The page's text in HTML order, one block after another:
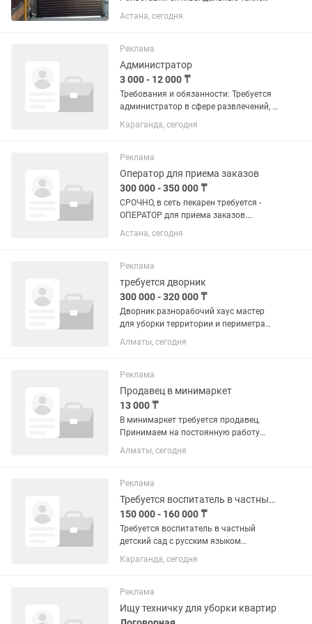
системы защиты имеют большие
преимущества: - обеспечивают
окон и дверей; -эффективно
защищают...
Астана, сегодня
Реклама
Администратор
3 000 - 12 000 ₸
Требования и обязанности: Требуется
администратор в сфере развлечений, в
Центральном парке культуры и отдыха
города Караганды, детский лабиринт,
Основные требования:...
Караганда, сегодня
Реклама
Оператор для приема заказов
300 000 - 350 000 ₸
СРОЧНО, в сеть пекарен требуется -
ОПЕРАТОР для приема заказов.
Желательно женского пола. График
работы с 09.00 ч до 20.00 ч., 5/2 , два
тыс тг + 1 % от продаж;...
Астана, сегодня
Реклама
требуется дворник
300 000 - 320 000 ₸
Дворник разнорабочий хаус мастер
для уборки территории и периметра
жилого комплекса, а так же текущей
работы в ЖК Assem Plaza Нам нужен
смотрит заранее прогноз погоды...
Алматы, сегодня
Реклама
Продавец в минимаркет
13 000 ₸
В минимаркет требуется продавец.
Принимаем на постоянную работу
девушек, женщин с 18 лет. Мужчин,
несовершеннолетних прошу не
входит: выкладка товаров,...
Алматы, сегодня
Реклама
Требуется воспитатель в частный детский сад с русским языком обучения
150 000 - 160 000 ₸
Требуется воспитатель в частный
детский сад с русским языком
обучения на пол дня в старшую группу
дети 4-х лет Требования:
«Дошкольное воспитание и обучение»
ОБЯЗАТЕЛЬНО...
Караганда, сегодня
Реклама
Ищу техничку для уборки квартир